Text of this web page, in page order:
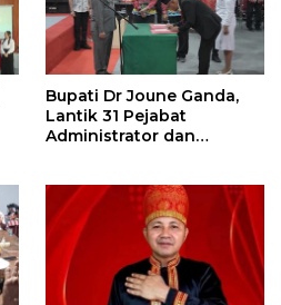
Bupati Dr Joune Ganda,
Lantik 31 Pejabat
Administrator dan